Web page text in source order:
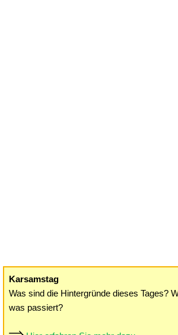
Karsamstag
Was sind die Hintergründe dieses Tages?
was passiert?